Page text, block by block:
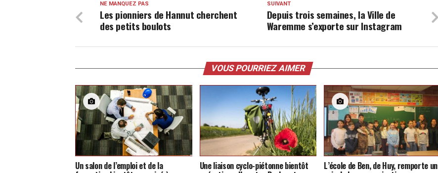
SUIVANT
Depuis trois semaines, la Ville de
Waremme s’exporte sur Instagram
NE MANQUEZ PAS
Les pionniers de Hannut cherchent
des petits boulots
VOUS POURRIEZ AIMER
Un salon de l’emploi et de la Une liaison cyclo-piétonne bientôt L’école de Ben, de Huy, remporte un